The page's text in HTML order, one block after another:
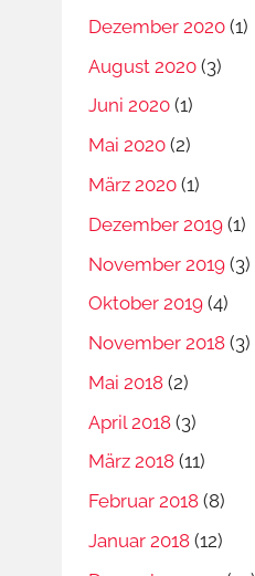
Dezember 2020 (1)
August 2020 (3)
Juni 2020 (1)
Mai 2020 (2)
März 2020 (1)
Dezember 2019 (1)
November 2019 (3)
Oktober 2019 (4)
November 2018 (3)
Mai 2018 (2)
April 2018 (3)
März 2018 (11)
Februar 2018 (8)
Januar 2018 (12)